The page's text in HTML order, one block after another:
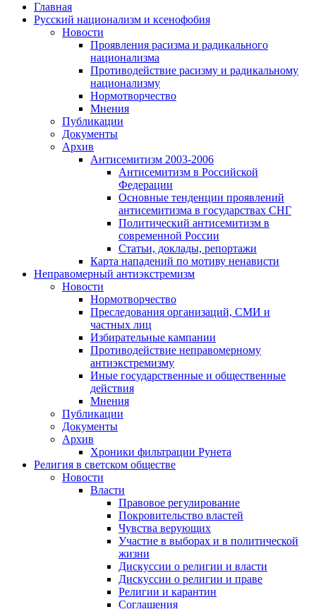
Главная
Русский национализм и ксенофобия
Новости
Проявления расизма и радикального
национализма
Противодействие расизму и радикальному
национализму
Нормотворчество
Мнения
Публикации
Документы
Архив
Антисемитизм 2003-2006
Антисемитизм в Российской
Федерации
Основные тенденции проявлений
антисемитизма в государствах СНГ
Политический антисемитизм в
современной России
Статьи, доклады, репортажи
Карта нападений по мотиву ненависти
Неправомерный антиэкстремизм
Новости
Нормотворчество
Преследования организаций, СМИ и
частных лиц
Избирательные кампании
Противодействие неправомерному
антиэкстремизму
Иные государственные и общественные
действия
Мнения
Публикации
Документы
Архив
Хроники фильтрации Рунета
Религия в светском обществе
Новости
Власти
Правовое регулирование
Покровительство властей
Чувства верующих
Участие в выборах и в политической
жизни
Дискуссии о религии и власти
Дискуссии о религии и праве
Религии и карантин
Соглашения